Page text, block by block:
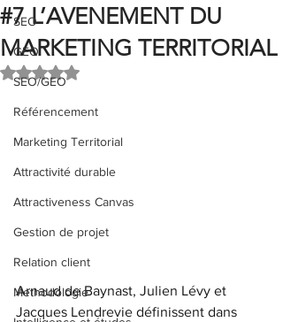
SEO
GEO
SEO/GEO
Référencement
Marketing Territorial
Attractivité durable
Attractiveness Canvas
Gestion de projet
Relation client
Methodologie
#7 L’AVENEMENT DU
MARKETING TERRITORIAL
Noté NaN étoiles sur 5.
Arnaud de Baynast, Julien Lévy et
Jacques Lendrevie définissent dans